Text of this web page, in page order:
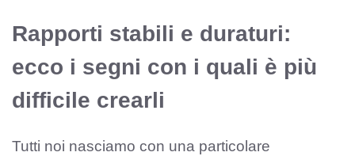
Rapporti stabili e duraturi:
ecco i segni con i quali è più
difficile crearli
Tutti noi nasciamo con una particolare